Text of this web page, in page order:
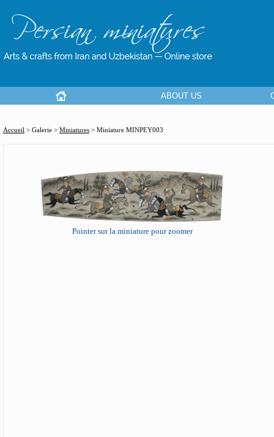
ABOUT US
Accueil > Galerie > Miniatures > Miniature MINPEY003
Pointer sur la miniature pour zoomer